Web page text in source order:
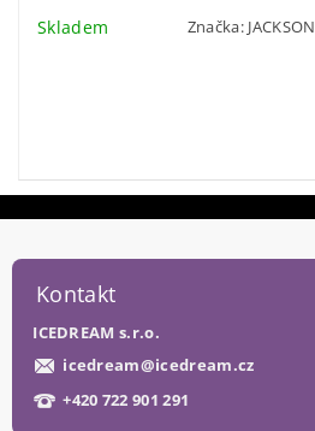
Skladem Značka: JACKSON
Kontakt
ICEDREAM s.r.o.
icedream@icedream.cz
+420 722 901 291